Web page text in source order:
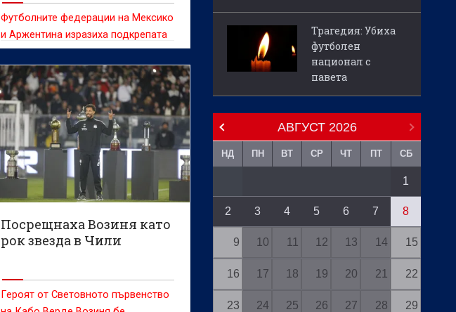
Футболните федерации на Мексико
и Аржентина изразиха подкрепата
си за президента на ФИФА Джани
Инфантино в момент, в който
шефът на световния футбол е
изправен пред остри критики
заради вече оттегленото
предложение за продажба на част
от търговските права за
Световното първенство,
съобщава Ройтерс.
Посрещнаха Возиня като
рок звезда в Чили
Героят от Световното първенство
Трагедия: Убиха
футболен
национал с
павета
АВГУСТ 2026
НД ПН ВТ СР ЧТ ПТ СБ
1
2 3 4 5 6 7 8
9 10 11 12 13 14 15
16 17 18 19 20 21 22
23 24 25 26 27 28 29